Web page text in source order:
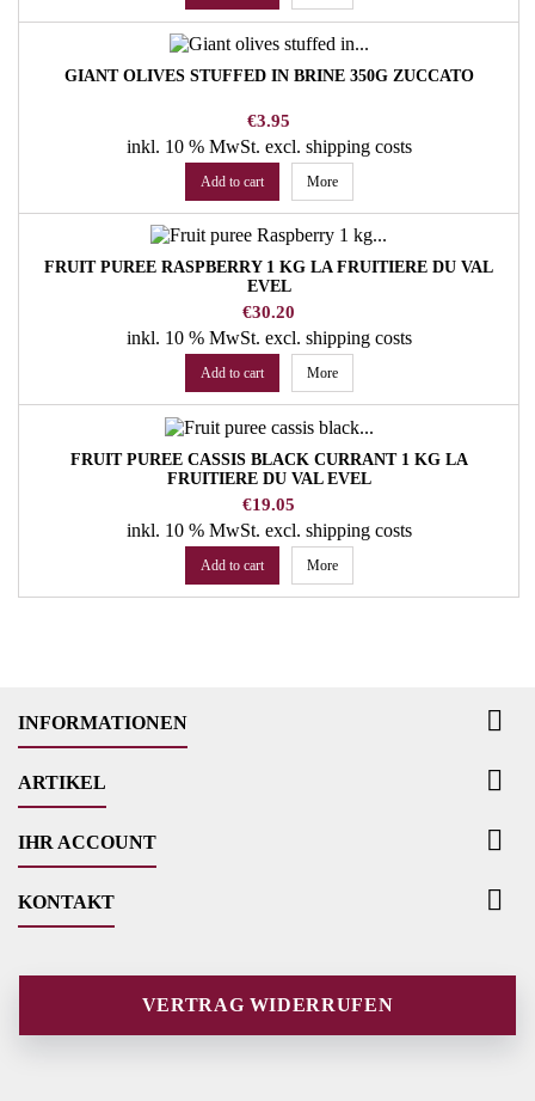
GIANT OLIVES STUFFED IN BRINE 350G ZUCCATO
Price
€3.95
inkl. 10 % MwSt. excl. shipping costs
Add to cart More
FRUIT PUREE RASPBERRY 1 KG LA FRUITIERE DU VAL
EVEL
Price
€30.20
inkl. 10 % MwSt. excl. shipping costs
Add to cart More
FRUIT PUREE CASSIS BLACK CURRANT 1 KG LA
FRUITIERE DU VAL EVEL
Price
€19.05
inkl. 10 % MwSt. excl. shipping costs
Add to cart More
INFORMATIONEN 
ARTIKEL 
IHR ACCOUNT 
KONTAKT 
VERTRAG WIDERRUFEN